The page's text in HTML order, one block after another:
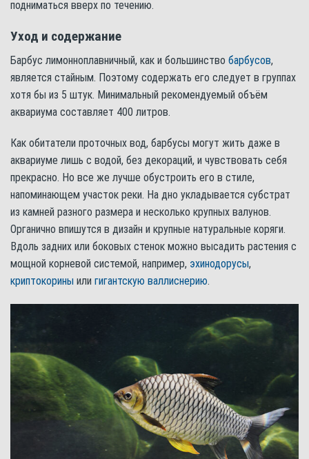
подниматься вверх по течению.
Уход и содержание
Барбус лимонноплавничный, как и большинство барбусов,
является стайным. Поэтому содержать его следует в группах
хотя бы из 5 штук. Минимальный рекомендуемый объём
аквариума составляет 400 литров.
Как обитатели проточных вод, барбусы могут жить даже в
аквариуме лишь с водой, без декораций, и чувствовать себя
прекрасно. Но все же лучше обустроить его в стиле,
напоминающем участок реки. На дно укладывается субстрат
из камней разного размера и несколько крупных валунов.
Органично впишутся в дизайн и крупные натуральные коряги.
Вдоль задних или боковых стенок можно высадить растения с
мощной корневой системой, например, эхинодорусы,
криптокорины или гигантскую валлиснерию.